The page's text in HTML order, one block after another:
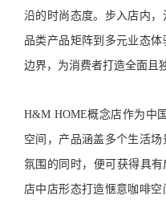
沿的时尚态度。步入店内
品类产品矩阵到多元业态
边界，为消费者打造全面且
H&M HOME概念店作为中
空间，产品涵盖多个生活
氛围的同时，便可获得具
店中店形态打造惬意咖啡